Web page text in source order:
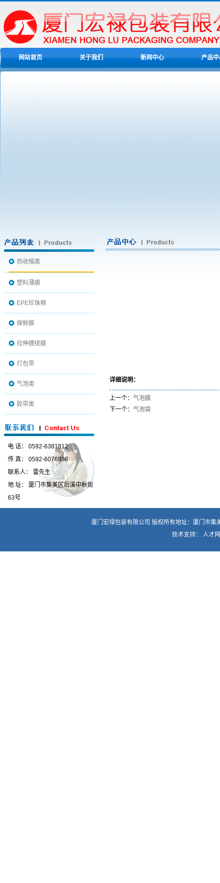
网站首页 关于我们 新闻中心 产品
热收缩类
塑料薄膜
EPE珍珠棉
保鲜膜
拉伸缠绕膜
打包带
气泡类
胶带类
电 话： 0592-6381812
传 真： 0592-6076998
联系人： 雷先生
地 址： 厦门市集美区后溪中秋街
63号
详细说明：
上一个： 气泡膜
下一个： 气泡袋
厦门宏禄包装有限公司 版权所有地址：厦门市
技术支持： 人才